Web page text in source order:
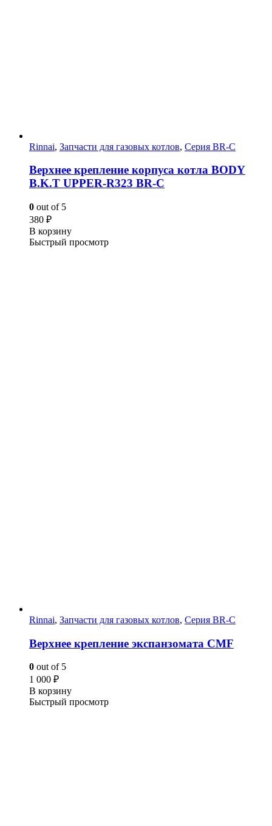
Rinnai, Запчасти для газовых котлов, Серия BR-C
Верхнее крепление корпуса котла BODY
B.K.T UPPER-R323 BR-C
0 out of 5
380 ₽
В корзину
Быстрый просмотр
Rinnai, Запчасти для газовых котлов, Серия BR-C
Верхнее крепление экспанзомата CMF
0 out of 5
1 000 ₽
В корзину
Быстрый просмотр